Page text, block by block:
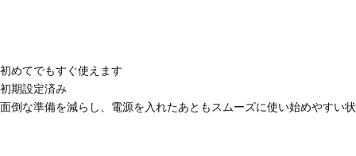
初めてでもすぐ使えます
初期設定済み
面倒な準備を減らし、電源を入れたあともスムーズに使い始めやすい